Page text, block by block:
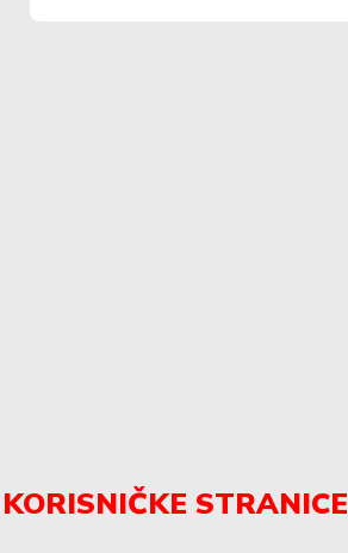
KORISNIČKE STRANICE